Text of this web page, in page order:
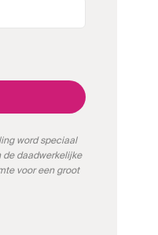
word speciaal
daadwerkelijke
voor een groot